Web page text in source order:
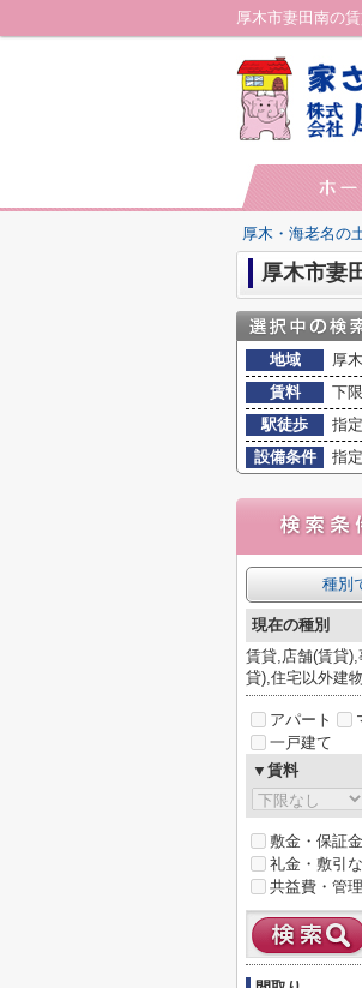
厚木・海老名の
厚木市妻
地域
厚
賃料
下
駅徒歩
指
設備条件
指
種別
現在の種別
賃貸,店舗(賃貸
貸),住宅以外建
アパート
一戸建て
▼賃料
敷金・保証
礼金・敷引
共益費・管